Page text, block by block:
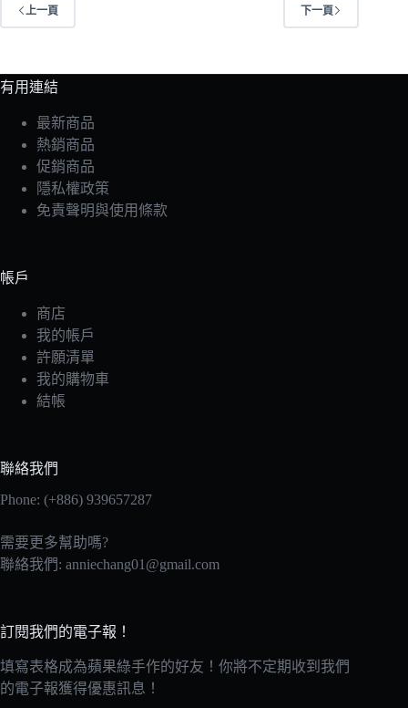
上一頁 下一頁
有用連結
最新商品
熱銷商品
促銷商品
隱私權政策
免責聲明與使用條款
帳戶
商店
我的帳戶
許願清單
我的購物車
結帳
聯絡我們
Phone: (+886) 939657287
需要更多幫助嗎?
聯絡我們: anniechang01@gmail.com
訂閱我們的電子報！
填寫表格成為蘋果綠手作的好友！你將不定期收到我們
的電子報獲得優惠訊息！